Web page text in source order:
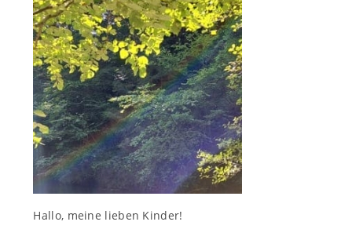
Hallo, meine lieben Kinder!